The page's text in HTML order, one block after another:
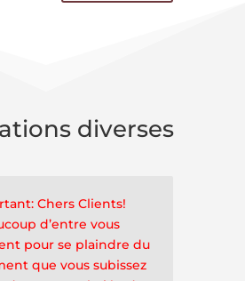
diverses
Chers Clients!
d’entre vous
pour se plaindre du
que vous subissez